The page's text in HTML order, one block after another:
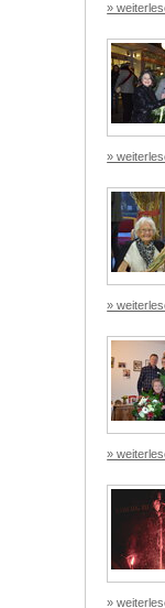
»
»
»
»
»